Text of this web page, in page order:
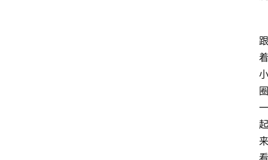
跟
着
小
圈
一
起
来
看